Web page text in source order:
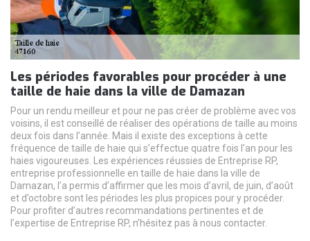
Les périodes favorables pour procéder à une
taille de haie dans la ville de Damazan
Pour un rendu meilleur et pour ne pas créer de problème avec vos
voisins, il est conseillé de réaliser des opérations de taille au moins
deux fois dans l’année. Mais il existe des exceptions à cette
fréquence de taille de haie qui s’effectue quatre fois l’an pour les
haies vigoureuses. Les expériences réussies de Entreprise RP,
entreprise professionnelle en taille de haie dans la ville de
Damazan, l’a permis d’affirmer que les mois d’avril, de juin, d’août
et d’octobre sont les périodes les plus propices pour y procéder.
Pour profiter d’autres recommandations pertinentes et de
l’expertise de Entreprise RP, n’hésitez pas à nous contacter.